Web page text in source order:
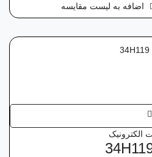
اضافه به لیست مقایسه
الکترونیک